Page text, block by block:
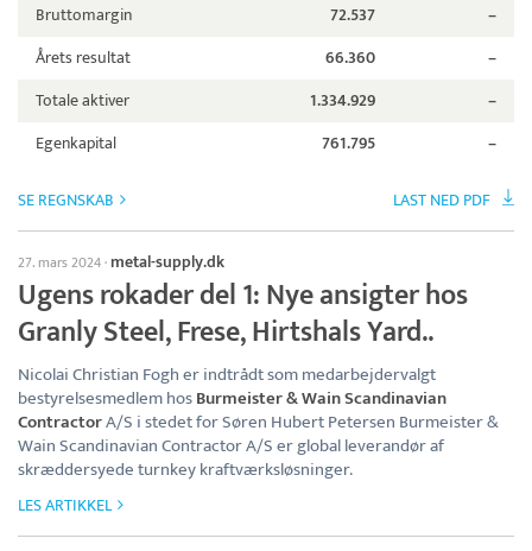
Bruttomargin 72.537
–
Årets resultat
66.360
–
Totale aktiver
1.334.929
–
Egenkapital
761.795 –
SE REGNSKAB LAST NED PDF
27. mars 2024· metal-supply.dk
Ugens rokader del 1: Nye ansigter hos
Granly Steel, Frese, Hirtshals Yard..
Nicolai Christian Fogh er indtrådt som medarbejdervalgt
bestyrelsesmedlem hosBurmeister & Wain Scandinavian
ContractorA/S i stedet for Søren Hubert Petersen Burmeister &
Wain Scandinavian Contractor A/S er global leverandør af
skræddersyede turnkey kraftværksløsninger.
LES ARTIKKEL